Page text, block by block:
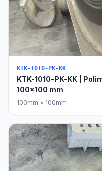
KTK-1010-PK-KK
KTK-1010-PK-KK |
100x100 mm
100mm × 100mm